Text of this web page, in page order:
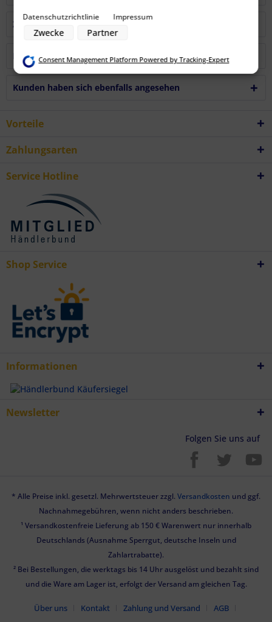
Zubehör
Kunden kauften auch
Kunden haben sich ebenfalls angesehen
Vorteile
Zahlungsarten
Service Hotline
Shop Service
Informationen
Newsletter
Folgen Sie uns auf
* Alle Preise inkl. gesetzl. Mehrwertsteuer zzgl. Versandkosten und ggf.
Nachnahmegebühren, wenn nicht anders beschrieben.
¹ Versandkostenfreie Lieferung ab 150 € Warenwert nur innerhalb
Deutschlands (Ausnahme Sperrgut, deutsche Inseln und
Zahlartrabatte).
² Bei Bestellungen, die werktags bis 14 Uhr ausgelöst und bezahlt sind
und die Ware am Lager ist, erfolgt der Versand am gleichen Tag.
Über uns Kontakt Zahlung und Versand AGB
Zwecke der Datenverarbeitung durch unsere Partner:
Speichern von oder Zugriff auf Informationen auf einem Endgerät
Verwendung von Profilen zur Auswahl personalisierter Werbung
Messung der Werbeleistung
Entwicklung und Verbesserung der Angebote
Besondere Features:
Verwendung genauer Standortdaten
Datenschutzrichtlinie Impressum
Zwecke Partner
Consent Management Platform Powered by Tracking-Expert